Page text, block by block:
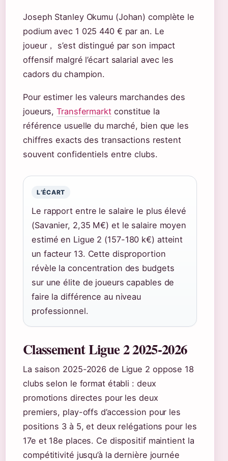
Joseph Stanley Okumu (Johan) complète le
podium avec 1 025 440 € par an. Le
joueur， s’est distingué par son impact
offensif malgré l’écart salarial avec les
cadors du champion.
Pour estimer les valeurs marchandes des
joueurs,Transfermarktconstitue la
référence usuelle du marché, bien que les
chiffres exacts des transactions restent
souvent confidentiels entre clubs.
L’ÉCART
Le rapport entre le salaire le plus élevé
(Savanier, 2,35 M€) et le salaire moyen
estimé en Ligue 2 (157-180 k€) atteint
un facteur 13. Cette disproportion
révèle la concentration des budgets
sur une élite de joueurs capables de
faire la différence au niveau
professionnel.
Classement Ligue 2 2025-2026
La saison 2025-2026 de Ligue 2 oppose 18
clubs selon le format établi : deux
promotions directes pour les deux
premiers, play-offs d’accession pour les
positions 3 à 5, et deux relégations pour les
17e et 18e places. Ce dispositif maintient la
compétitivité jusqu’à la dernière journée